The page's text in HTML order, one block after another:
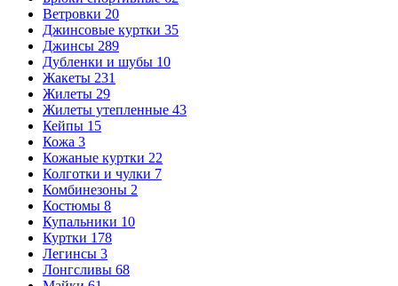
Ветровки 20
Джинсовые куртки 35
Джинсы 289
Дубленки и шубы 10
Жакеты 231
Жилеты 29
Жилеты утепленные 43
Кейпы 15
Кожа 3
Кожаные куртки 22
Колготки и чулки 7
Комбинезоны 2
Костюмы 8
Купальники 10
Куртки 178
Легинсы 3
Лонгсливы 68